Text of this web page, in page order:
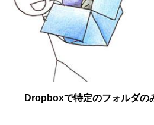
Dropboxで特定のフォルダの